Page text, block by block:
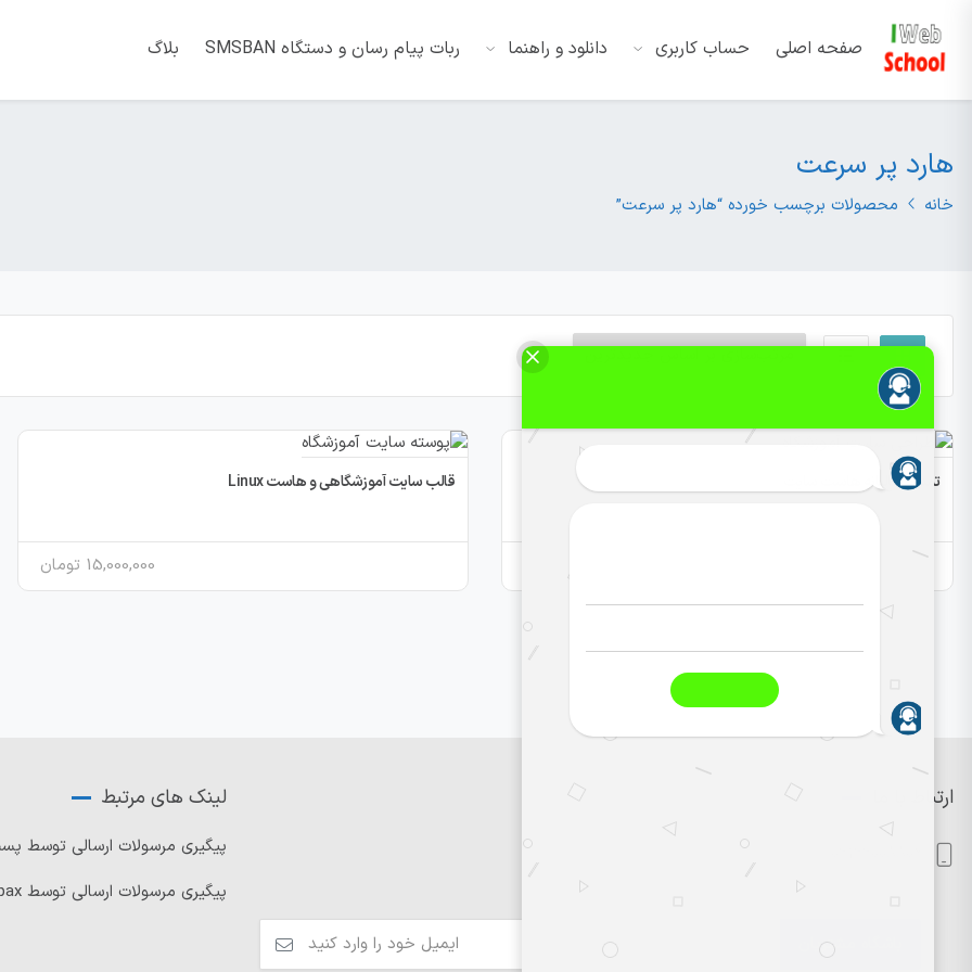
صفحه اصلی حساب کاربری دانلود و راهنما ربات پیام رسان و دستگاه SMSBAN بلاگ
هارد پر سرعت
خانه محصولات برچسب خورده “هارد پر سرعت”
تمدید سالیانه هاست سایت قالب سایت آموزشگاهی و هاست Linux
15,000,000 تومان
ارتباط با ما لینک های مرتبط
پیگیری مرسولات ارسالی توسط
پیگیری مرسولات ارسالی توسط Tipax